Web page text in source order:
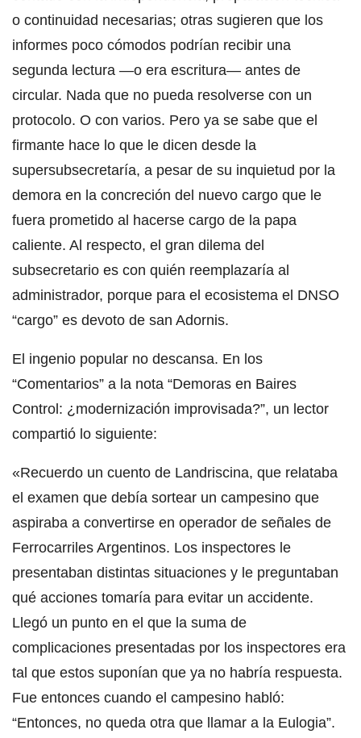
o continuidad necesarias; otras sugieren que los
informes poco cómodos podrían recibir una
segunda lectura —o era escritura— antes de
circular. Nada que no pueda resolverse con un
protocolo. O con varios. Pero ya se sabe que el
firmante hace lo que le dicen desde la
supersubsecretaría, a pesar de su inquietud por la
demora en la concreción del nuevo cargo que le
fuera prometido al hacerse cargo de la papa
caliente. Al respecto, el gran dilema del
subsecretario es con quién reemplazaría al
administrador, porque para el ecosistema el DNSO
“cargo” es devoto de san Adornis.
El ingenio popular no descansa. En los
“Comentarios” a la nota “Demoras en Baires
Control: ¿modernización improvisada?”, un lector
compartió lo siguiente:
«Recuerdo un cuento de Landriscina, que relataba
el examen que debía sortear un campesino que
aspiraba a convertirse en operador de señales de
Ferrocarriles Argentinos. Los inspectores le
presentaban distintas situaciones y le preguntaban
qué acciones tomaría para evitar un accidente.
Llegó un punto en el que la suma de
complicaciones presentadas por los inspectores era
tal que estos suponían que ya no habría respuesta.
Fue entonces cuando el campesino habló:
“Entonces, no queda otra que llamar a la Eulogia”.